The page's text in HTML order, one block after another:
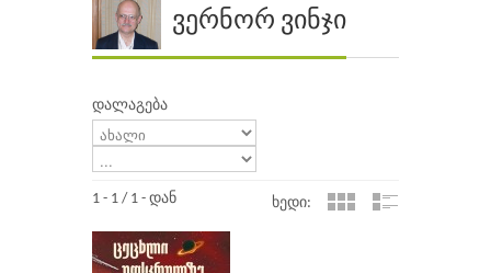
ავტორები
გამომცემლობები
ვერნორ ვინჯი
დალაგება
1 - 1 / 1 - დან ხედი: